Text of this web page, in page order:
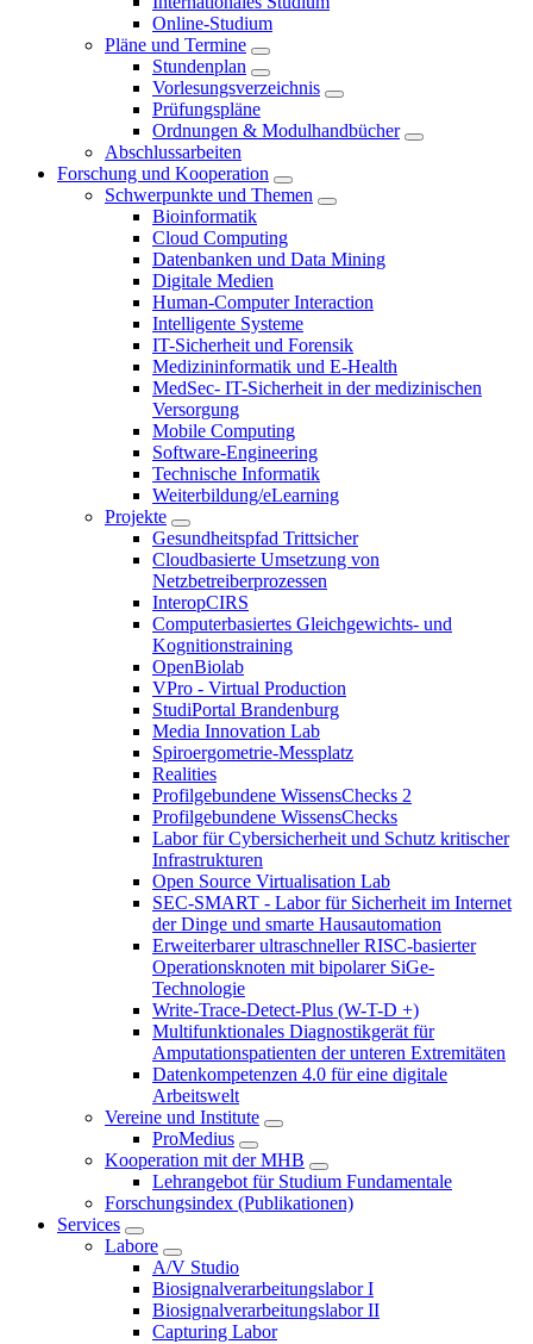
Online-Studium
Pläne und Termine
Stundenplan
Vorlesungsverzeichnis
Prüfungspläne
Ordnungen & Modulhandbücher
Abschlussarbeiten
Forschung und Kooperation
Schwerpunkte und Themen
Bioinformatik
Cloud Computing
Datenbanken und Data Mining
Digitale Medien
Human-Computer Interaction
Intelligente Systeme
IT-Sicherheit und Forensik
Medizininformatik und E-Health
MedSec- IT-Sicherheit in der medizinischen
Versorgung
Mobile Computing
Software-Engineering
Technische Informatik
Weiterbildung/eLearning
Projekte
Gesundheitspfad Trittsicher
Cloudbasierte Umsetzung von
Netzbetreiberprozessen
InteropCIRS
Computerbasiertes Gleichgewichts- und
Kognitionstraining
OpenBiolab
VPro - Virtual Production
StudiPortal Brandenburg
Media Innovation Lab
Spiroergometrie-Messplatz
Realities
Profilgebundene WissensChecks 2
Profilgebundene WissensChecks
Labor für Cybersicherheit und Schutz kritischer
Infrastrukturen
Open Source Virtualisation Lab
SEC-SMART - Labor für Sicherheit im Internet
der Dinge und smarte Hausautomation
Erweiterbarer ultraschneller RISC-basierter
Operationsknoten mit bipolarer SiGe-
Technologie
Write-Trace-Detect-Plus (W-T-D +)
Multifunktionales Diagnostikgerät für
Amputationspatienten der unteren Extremitäten
Datenkompetenzen 4.0 für eine digitale
Arbeitswelt
Vereine und Institute
ProMedius
Kooperation mit der MHB
Lehrangebot für Studium Fundamentale
Forschungsindex (Publikationen)
Services
Labore
A/V Studio
Biosignalverarbeitungslabor I
Biosignalverarbeitungslabor II
Capturing Labor